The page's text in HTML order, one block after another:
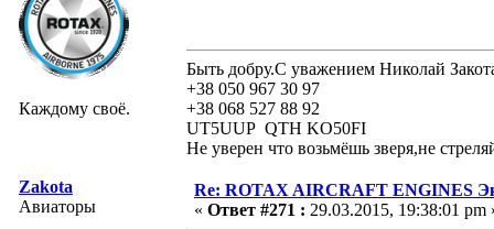
Каждому своё.
Быть добру.С уважением Николай
+38 050 967 30 97
+38 068 527 88 92
UT5UUP QTH KO50FI
Не уверен что возьмёшь зверя,не
Zakota
Авиаторы
Re: ROTAX AIRCRAFT ENGINES
« Ответ #271 : 29.03.2015, 19:38:01 pm